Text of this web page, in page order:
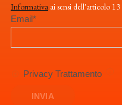
Informativa ai sensi dell'articolo